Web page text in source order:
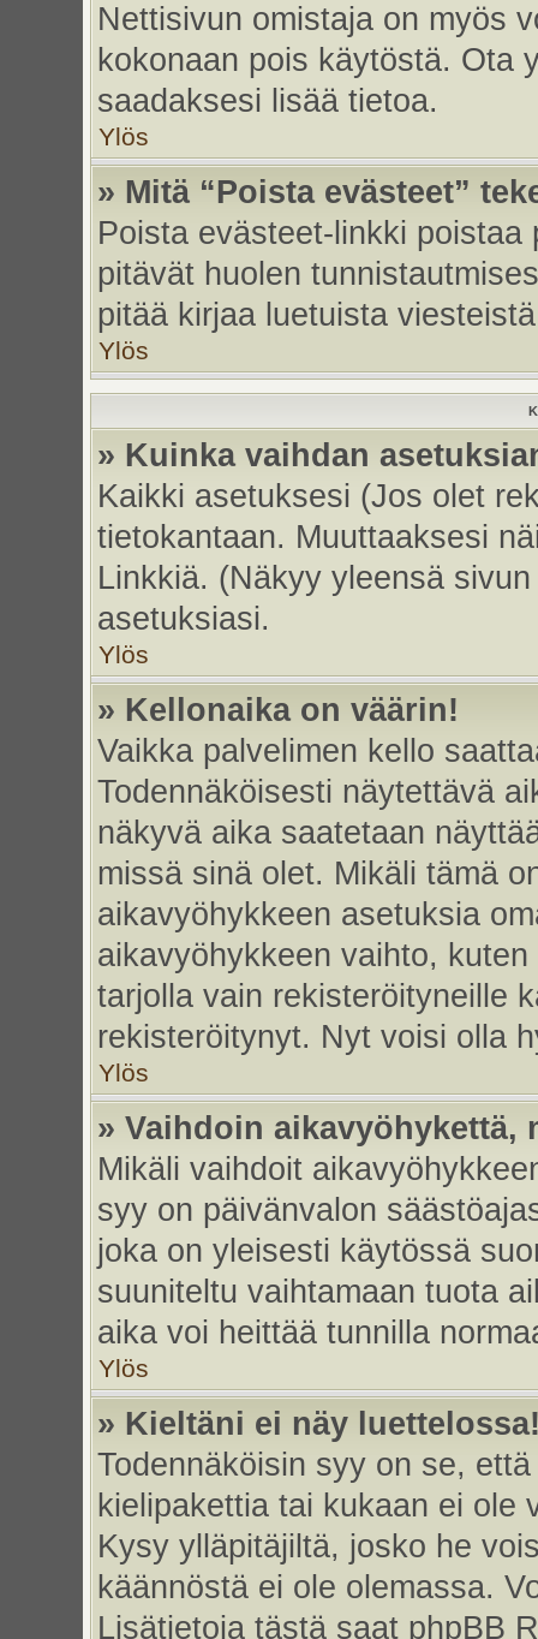
Nettisivun omistaja on myös
kokonaan pois käytöstä. Ota
saadaksesi lisää tietoa.
Ylös
» Mitä “Poista evästeet”
Poista evästeet-linkki
pitävät huolen
pitää kirjaa luetuista
Ylös
» Kuinka vaihdan
Kaikki asetuksesi (Jos olet
tietokantaan. Muuttaaksesi
Linkkiä. (Näkyy yleensä
asetuksiasi.
Ylös
» Kellonaika on väärin!
Vaikka palvelimen kello
Todennäköisesti näytettävä
näkyvä aika saatetaan
missä sinä olet. Mikäli tämä
aikavyöhykkeen asetuksia
aikavyöhykkeen vaihto,
tarjolla vain rekisteröityneille
rekisteröitynyt. Nyt voisi olla
Ylös
» Vaihdoin
Mikäli vaihdoit
syy on päivänvalon
joka on yleisesti käytössä
suuniteltu vaihtamaan tuota
aika voi heittää tunnilla
Ylös
» Kieltäni ei näy
Todennäköisin syy on se,
kielipakettia tai kukaan ei ole
Kysy ylläpitäjiltä, josko he
käännöstä ei ole olemassa.
Lisätietoja tästä saat phpBB